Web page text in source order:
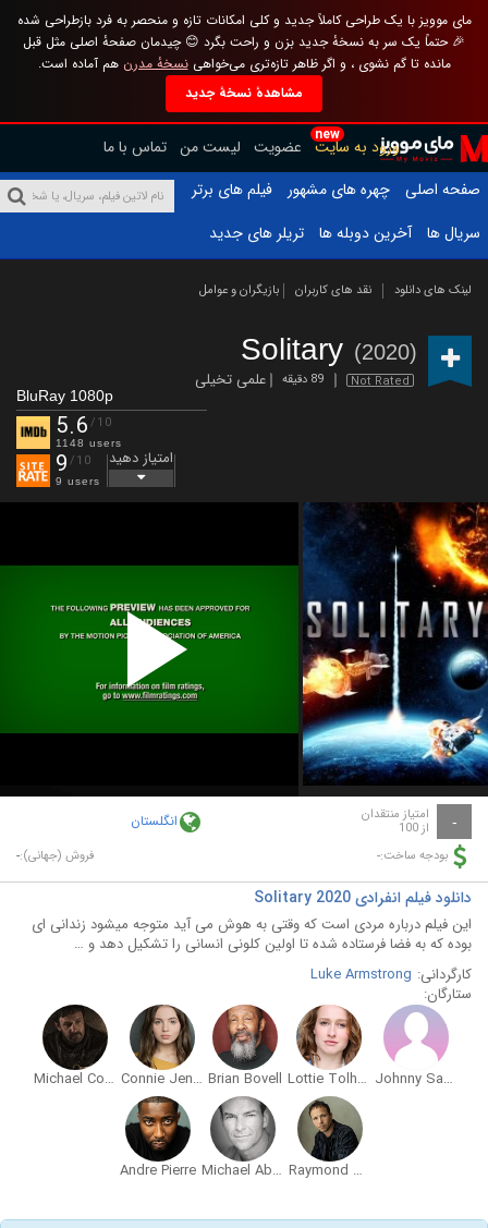
مای موویز با یک طراحی کاملاً جدید و کلی امکانات تازه و منحصر به فرد بازطراحی شده
🎉 حتماً یک سر به نسخهٔ جدید بزن و راحت بگرد 😊 چیدمان صفحهٔ اصلی مثل قبل
مانده تا گم نشوی ، و اگر ظاهر تازه‌تری می‌خواهینسخهٔ مدرن هم آماده است.
مشاهدهٔ نسخهٔ جدید
new
ورود به سایت عضویت لیست من تماس با ما
صفحه اصلی
چهره های مشهور
فیلم های برتر
سریال ها
آخرین دوبله ها تریلر های جدید
لینک های دانلود نقد های کاربران بازیگران و عوامل
Solitary (2020)
Not Rated 89 دقیقه علمی تخیلی
BluRay 1080p
5.6 /10
1148 users
9 /10
9 users
امتیاز دهید
Play
Video
- امتیاز منتقدان
از 100 انگلستان
بودجه ساخت:- فروش (جهانی):-
دانلود فیلم انفرادی Solitary 2020
این فیلم درباره مردی است که وقتی به هوش می آید متوجه میشود زندانی ای
بوده که به فضا فرستاده شده تا اولین کلونی انسانی را تشکیل دهد و …
کارگردانی: Luke Armstrong
ستارگان:
Johnny Sachon
Lottie Tolhurst
Brian Bovell
Connie Jenkins-Greig
Michael Condron
Raymond Bethley
Michael Absalom
Andre Pierre